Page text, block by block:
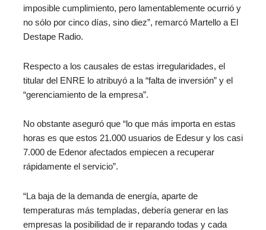
imposible cumplimiento, pero lamentablemente ocurrió y
no sólo por cinco días, sino diez”, remarcó Martello a El
Destape Radio.
Respecto a los causales de estas irregularidades, el
titular del ENRE lo atribuyó a la “falta de inversión” y el
“gerenciamiento de la empresa”.
No obstante aseguró que “lo que más importa en estas
horas es que estos 21.000 usuarios de Edesur y los casi
7.000 de Edenor afectados empiecen a recuperar
rápidamente el servicio”.
“La baja de la demanda de energía, aparte de
temperaturas más templadas, debería generar en las
empresas la posibilidad de ir reparando todas y cada